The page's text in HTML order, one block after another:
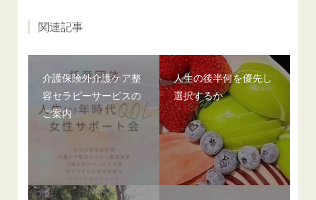
関連記事
介護保険外介護ケア整
容セラピーサービスの
ご案内
人生の後半何を優先し
選択するか